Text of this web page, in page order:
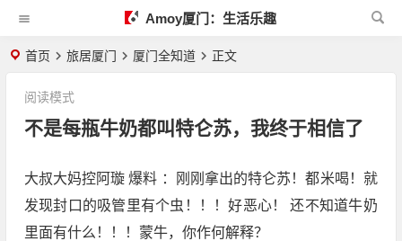
Amoy厦门：生活乐趣
首页 旅居厦门 厦门全知道 正文
不是每瓶牛奶都叫特仑苏，我终于相信了
阅读模式
大叔大妈控阿璇 爆料 ：刚刚拿出的特仑苏！都米喝！就
发现封口的吸管里有个虫！！！好恶心！ 还不知道牛奶
里面有什么！！！蒙牛，你作何解释？